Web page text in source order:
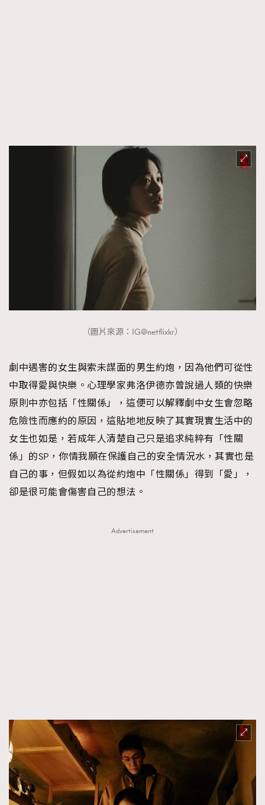
AFrenchMind
DressLikeAParisienne
FashionWeek
（圖片來源：IG@netflixkr）
劇中遇害的女生與索未謀面的男生約炮，因為他們可從性
中取得愛與快樂。心理學家弗洛伊德亦曾說過人類的快樂
原則中亦包括「性關係」，這便可以解釋劇中女生會忽略
危險性而應約的原因，這貼地地反映了其實現實生活中的
女生也如是，若成年人清楚自己只是追求純粹有「性關
係」的SP，你情我願在保護自己的安全情況水，其實也是
自己的事，但假如以為從約炮中「性關係」得到「愛」，
卻是很可能會傷害自己的想法。
Advertisement